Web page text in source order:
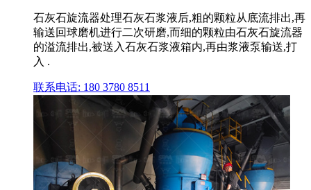
石灰石旋流器处理石灰石浆液后,粗的颗粒从底流排出,再
输送回球磨机进行二次研磨,而细的颗粒由石灰石旋流器
的溢流排出,被送入石灰石浆液箱内,再由浆液泵输送,打
入 .
联系电话: 180 3780 8511